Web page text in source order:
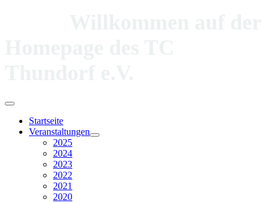
Startseite
Veranstaltungen
2025
2024
2023
2022
2021
2020